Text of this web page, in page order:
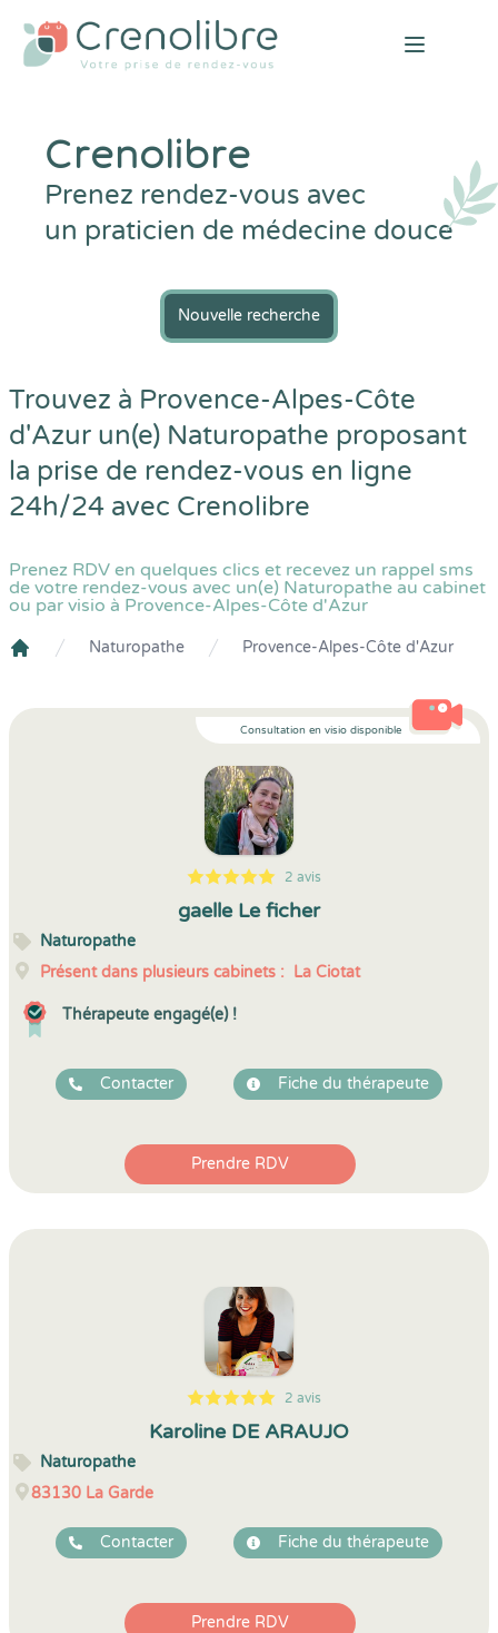
Open
Crenolibre
Prenez rendez-vous avec
un praticien de médecine douce
Nouvelle recherche
Trouvez à Provence-Alpes-Côte
d'Azur un(e) Naturopathe proposant
la prise de rendez-vous en ligne
24h/24 avec Crenolibre
Prenez RDV en quelques clics et recevez un rappel sms
de votre rendez-vous avec un(e) Naturopathe au cabinet
ou par visio à Provence-Alpes-Côte d'Azur
Naturopathe Provence-Alpes-Côte d'Azur
Consultation en visio disponible
5
1
5
2 2 avis
gaelle Le ficher
Naturopathe
Présent dans plusieurs cabinets : La Ciotat
Thérapeute engagé(e) !
Contacter Fiche du thérapeute
Prendre RDV
5
1
5
2 2 avis
Karoline DE ARAUJO
Naturopathe
83130 La Garde
Contacter Fiche du thérapeute
Prendre RDV